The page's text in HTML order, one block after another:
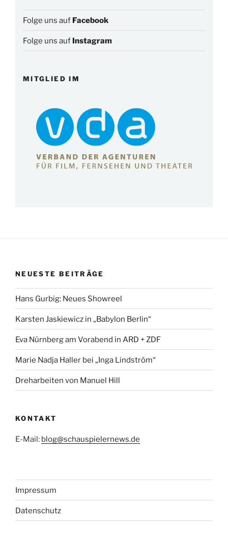
Folge uns auf Facebook
Folge uns auf Instagram
MITGLIED IM
NEUESTE BEITRÄGE
Hans Gurbig: Neues Showreel
Karsten Jaskiewicz in „Babylon Berlin“
Eva Nürnberg am Vorabend in ARD + ZDF
Marie Nadja Haller bei „Inga Lindström“
Dreharbeiten von Manuel Hill
KONTAKT
E-Mail: blog@schauspielernews.de
Impressum
Datenschutz